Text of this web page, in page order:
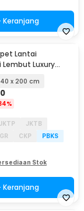
Keranjang
Lantai
Luxury
x 200 cm
JKTP
JKTB
CKP
PBKS
Stok
Keranjang